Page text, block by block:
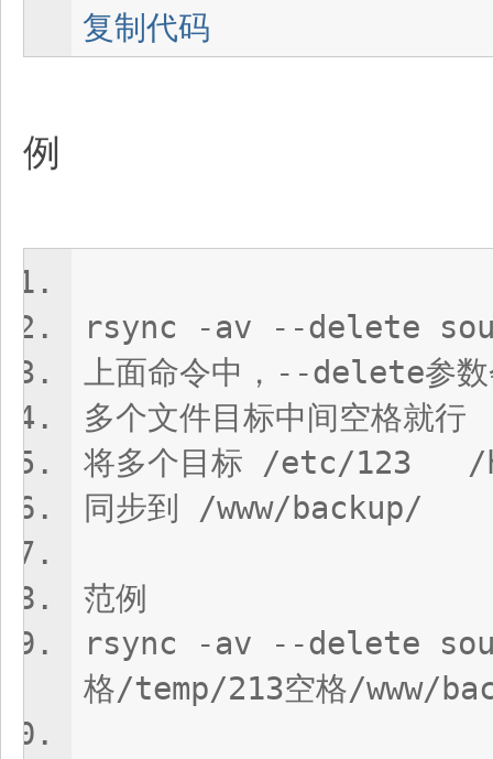
复制代码
例
rsync -av --delete
上面命令中，--delete参
多个文件目标中间空格就行
将多个目标 /etc/123
同步到 /www/backup/
范例
rsync -av --delete
格/temp/213空格/www/